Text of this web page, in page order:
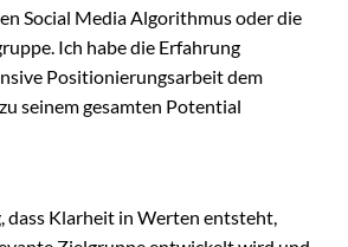
Social Media Algorithmus oder die
Ich habe die Erfahrung
Positionierungsarbeit dem
seinem gesamten Potential
dass Klarheit in Werten entsteht,